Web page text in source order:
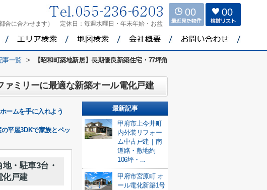
合に合わせます） 定休日： 毎週水曜日・年末年始・お盆
00 00
事一覧 >
【昭和町築地新居】長期優良新築住宅・77坪角
ァミリーに最適な新築オール電化戸建
ームを手に入れよう
平屋3DKで家族とペッ
・駐車3台・
化戸建
最新記事
甲府市上今井町
内外装リフォー
ム中古戸建｜南
道路・敷地約
106坪・...
甲府市宮原町 オ
ール電化新築1号